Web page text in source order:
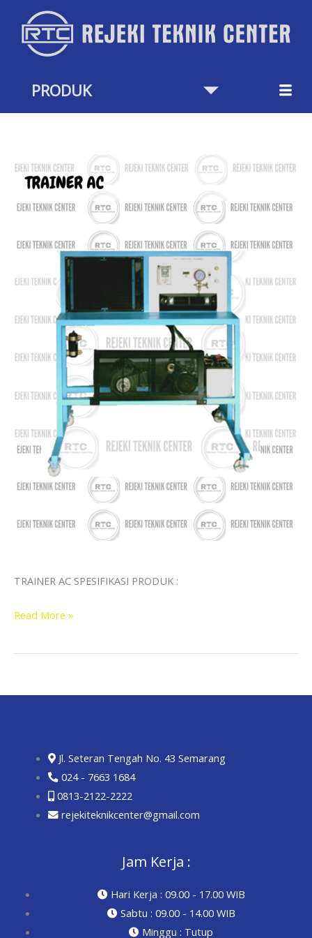
content
PRODUK
TRAINER AC SPESIFIKASI PRODUK :
Trainer
AC
Read More »
Jl. Seteran Tengah No. 43 Semarang
024 - 7663 1684
0813-2122-2222
rejekiteknikcenter@gmail.com
Jam Kerja :
Hari Kerja : 09.00 - 17.00 WIB
Sabtu : 09.00 - 14.00 WIB
Minggu : Tutup